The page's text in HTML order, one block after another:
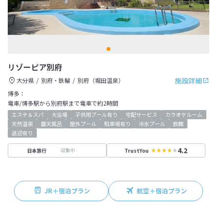
リゾーピア別府
施設詳細
大分県 別府・鉄輪
別府（堀田温泉）
博多：
電車/博多駅から別府駅まで電車で約2時間
エステ＆スパ 大浴場 子供用プール有り 宅配サービス
カラオケルーム
天然温泉
露天風呂 屋外プール 駐車場有り 冷水プール
旅館
送迎有り
日本旅行 収集中 TrustYou 4.2
JR＋宿泊プラン 航空＋宿泊プラン